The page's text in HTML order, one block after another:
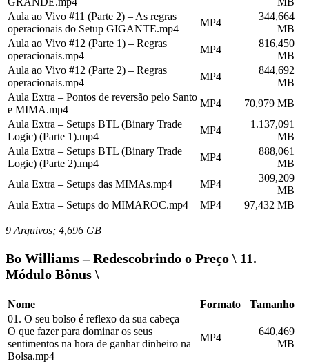
Aula ao Vivo #11 (Parte 2) – As regras
operacionais do Setup GIGANTE.mp4
MP4
344,664
MB
Aula ao Vivo #12 (Parte 1) – Regras
operacionais.mp4
MP4
816,450
MB
Aula ao Vivo #12 (Parte 2) – Regras
operacionais.mp4
MP4
844,692
MB
Aula Extra – Pontos de reversão pelo Santo
e MIMA.mp4
MP4
70,979 MB
Aula Extra – Setups BTL (Binary Trade
Logic) (Parte 1).mp4
MP4
1.137,091
MB
Aula Extra – Setups BTL (Binary Trade
Logic) (Parte 2).mp4
MP4
888,061
MB
Aula Extra – Setups das MIMAs.mp4
MP4
309,209
MB
Aula Extra – Setups do MIMAROC.mp4
MP4 97,432 MB
9 Arquivos; 4,696 GB
Bo Williams – Redescobrindo o Preço \ 11.
Módulo Bônus \
Nome Formato
Tamanho
01. O seu bolso é reflexo da sua cabeça –
O que fazer para dominar os seus
sentimentos na hora de ganhar dinheiro na
Bolsa.mp4
MP4
640,469
MB